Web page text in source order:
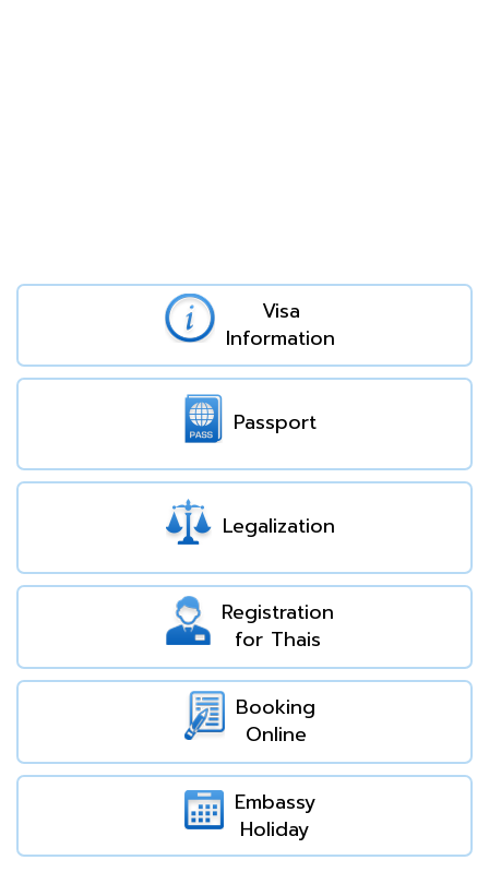
Visa
Information
Passport
Legalization
Registration
for Thais
Booking
Online
Embassy
Holiday